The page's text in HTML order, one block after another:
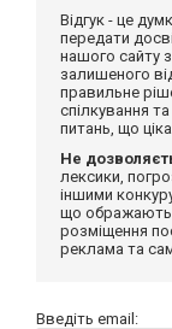
Відгук - це
передати
нашого сайту
залишеного
правильне
спілкування
питань, що
Не
лексики,
іншими
що ображають
розміщення
реклама та
Введіть email: